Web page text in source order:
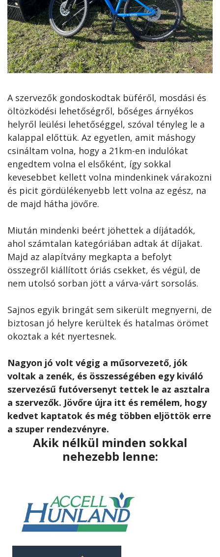
A szervezők gondoskodtak büféről, mosdási és
öltözködési lehetőségről, bőséges árnyékos
helyről leülési lehetőséggel, szóval tényleg le a
kalappal előttük. Az egyetlen, amit máshogy
csináltam volna, hogy a 21km-en indulókat
engedtem volna el elsőként, így sokkal
kevesebbet kellett volna mindenkinek várakozni
és picit gördülékenyebb lett volna az egész, na
de majd hátha jövőre.
Miután mindenki beért jöhettek a díjátadók,
ahol számtalan kategóriában adtak át díjakat.
Majd az alapítvány megkapta a befolyt
összegről kiállított óriás csekket, és végül, de
nem utolsó sorban jött a várva-várt sorsolás.
Sajnos egyik bringát sem sikerült megnyerni, de
biztosan jó helyre kerültek és hatalmas örömet
okoztak a két nyertesnek.
Nagyon jó volt végig a műsorvezető, jók
voltak a zenék, és összességében egy kiváló
szervezésű futóversenyt tettek le az asztalra
a szervezők. Jövőre újra itt és remélem, hogy
kedvet kaptatok és még többen eljöttök erre
a szuper rendezvényre.
Akik nélkül minden sokkal
nehezebb lenne: